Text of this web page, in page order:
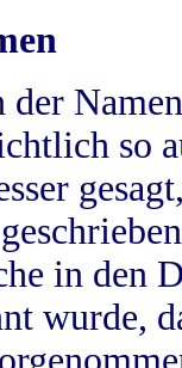
der
so
in
wurde,